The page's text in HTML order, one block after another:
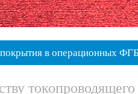
покрытия в операционных